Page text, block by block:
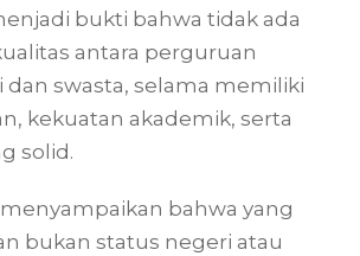
bukti bahwa tidak ada
antara perguruan
swasta, selama memiliki
kekuatan akademik, serta
solid.
menyampaikan bahwa yang
bukan status negeri atau